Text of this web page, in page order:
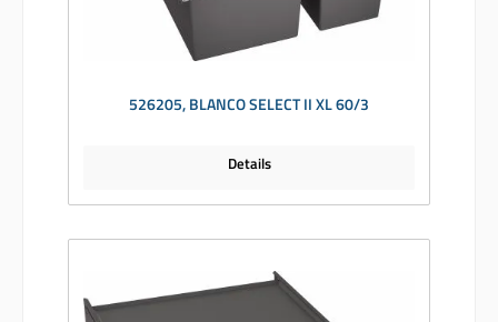
526205, BLANCO SELECT II XL 60/3
Details